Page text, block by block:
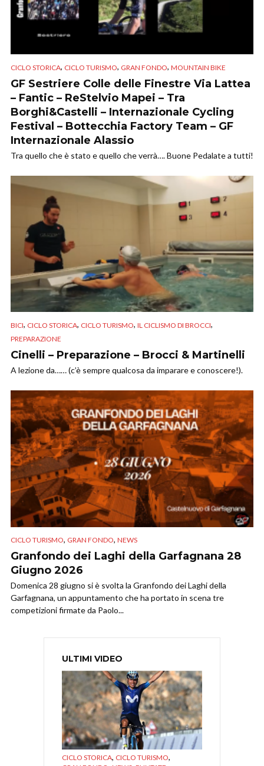
CICLO STORICA, CICLO TURISMO, GRAN FONDO, MOUNTAIN BIKE
GF Sestriere Colle delle Finestre Via Lattea
– Fantic – ReStelvio Mapei – Tra
Borghi&Castelli – Internazionale Cycling
Festival – Bottecchia Factory Team – GF
Internazionale Alassio
Tra quello che è stato e quello che verrà…. Buone Pedalate a tutti!
BICI, CICLO STORICA, CICLO TURISMO, IL CICLISMO DI BROCCI,
PREPARAZIONE
Cinelli – Preparazione – Brocci & Martinelli
A lezione da…… (c’è sempre qualcosa da imparare e conoscere!).
CICLO TURISMO, GRAN FONDO, NEWS
Granfondo dei Laghi della Garfagnana 28
Giugno 2026
Domenica 28 giugno si è svolta la Granfondo dei Laghi della
Garfagnana, un appuntamento che ha portato in scena tre
competizioni firmate da Paolo...
ULTIMI VIDEO
CICLO STORICA, CICLO TURISMO,